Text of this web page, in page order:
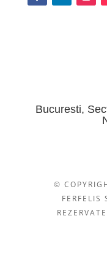
Bucuresti,
©
FERFELIS